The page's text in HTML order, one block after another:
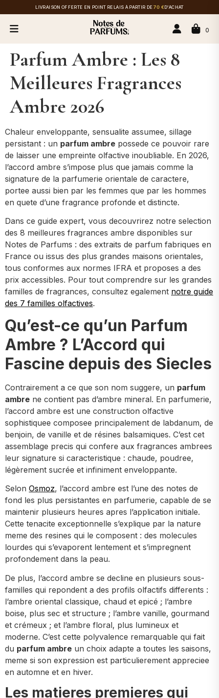
LIVRAISON OFFERTE EN POINT RELAIS À PARTIR DE 70 €D'ACHAT
0
Parfum Ambre : Les 8
Meilleures Fragrances
Ambre 2026
Chaleur enveloppante, sensualite assumee, sillage
persistant : un parfum ambre possede ce pouvoir rare
de laisser une empreinte olfactive inoubliable. En 2026,
l’accord ambre s’impose plus que jamais comme la
signature de la parfumerie orientale de caractere,
portee aussi bien par les femmes que par les hommes
en quete d’une fragrance profonde et distincte.
Dans ce guide expert, vous decouvrirez notre selection
des 8 meilleures fragrances ambre disponibles sur
Notes de Parfums : des extraits de parfum fabriques en
France ou issus des plus grandes maisons orientales,
tous conformes aux normes IFRA et proposes a des
prix accessibles. Pour tout comprendre sur les grandes
familles de fragrances, consultez egalement notre guide
des 7 familles olfactives.
Qu’est-ce qu’un Parfum
Ambre ? L’Accord qui
Fascine depuis des Siecles
Contrairement a ce que son nom suggere, un parfum
ambre ne contient pas d’ambre mineral. En parfumerie,
l’accord ambre est une construction olfactive
sophistiquee composee principalement de labdanum, de
benjoin, de vanille et de résines balsamiques. C’est cet
assemblage precis qui confere aux fragrances ambrees
leur signature si caracteristique : chaude, poudree,
légèrement sucrée et infiniment enveloppante.
Selon Osmoz, l’accord ambre est l’une des notes de
fond les plus persistantes en parfumerie, capable de se
maintenir plusieurs heures apres l’application initiale.
Cette tenacite exceptionnelle s’explique par la nature
meme des resines qui le composent : des molecules
lourdes qui s’evaporent lentement et s’impregnent
profondement dans la peau.
De plus, l’accord ambre se decline en plusieurs sous-
familles qui repondent a des profils olfactifs differents :
l’ambre oriental classique, chaud et epicé ; l’ambre
boise, plus sec et structure ; l’ambre vanille, gourmand
et crémeux ; et l’ambre floral, plus lumineux et
moderne. C’est cette polyvalence remarquable qui fait
du parfum ambre un choix adapte a toutes les saisons,
meme si son expression est particulierement appreciee
en automne et en hiver.
Les matieres premieres qui